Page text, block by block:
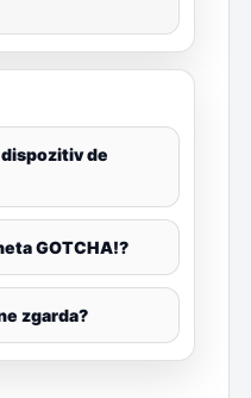
de
GOTCHA!?
zgarda?